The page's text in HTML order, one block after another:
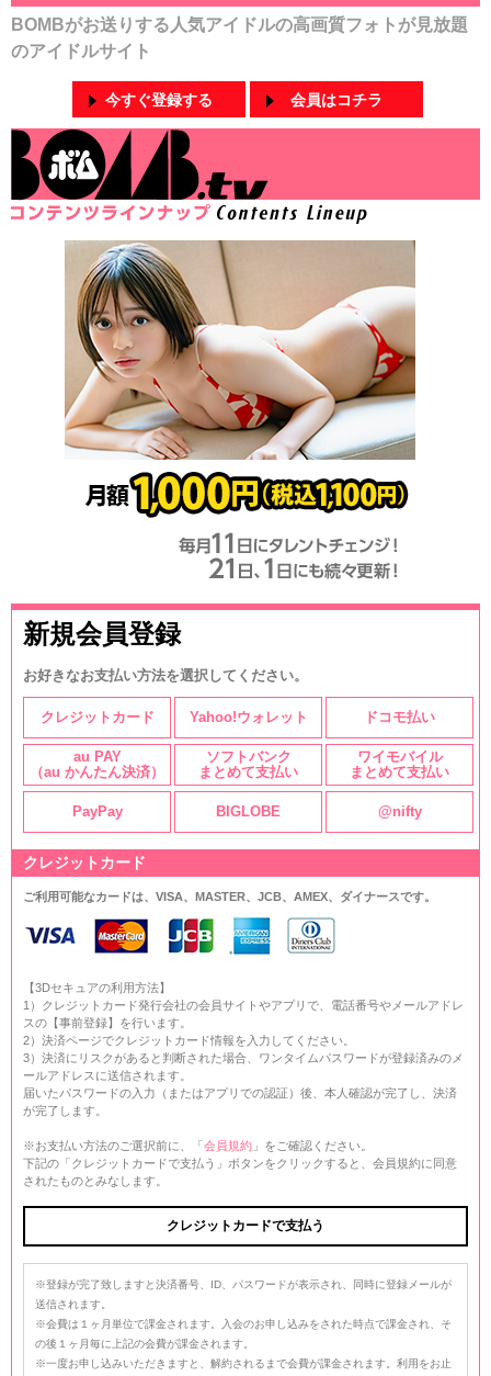
BOMBがお送りする人気アイドルの高画質フォトが見放題
のアイドルサイト
今すぐ登録する 会員はコチラ
新規会員登録
お好きなお支払い方法を選択してください。
クレジットカード Yahoo!ウォレット ドコモ払い
au PAY
（au かんたん決済）
ソフトバンク
まとめて支払い
ワイモバイル
まとめて支払い
PayPay BIGLOBE @nifty
クレジットカード
ご利用可能なカードは、VISA、MASTER、JCB、AMEX、ダイナースです。
【3Dセキュアの利用方法】
1）クレジットカード発行会社の会員サイトやアプリで、電話番号やメールアドレ
スの【事前登録】を行います。
2）決済ページでクレジットカード情報を入力してください。
3）決済にリスクがあると判断された場合、ワンタイムパスワードが登録済みのメ
ールアドレスに送信されます。
届いたパスワードの入力（またはアプリでの認証）後、本人確認が完了し、決済
が完了します。
※お支払い方法のご選択前に、「会員規約 」をご確認ください。
下記の「クレジットカードで支払う」ボタンをクリックすると、会員規約に同意
されたものとみなします。
※登録が完了致しますと決済番号、ID、パスワードが表示され、同時に登録メールが
送信されます。
※会費は１ヶ月単位で課金されます。入会のお申し込みをされた時点で課金され、そ
の後１ヶ月毎に上記の会費が課金されます。
※一度お申し込みいただきますと、解約されるまで会費が課金されます。利用をお止